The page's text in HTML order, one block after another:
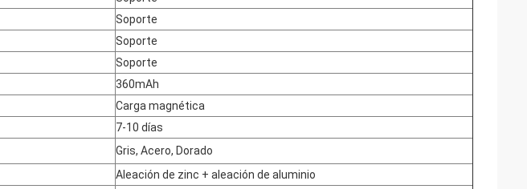
Soporte
Soporte
Soporte
360mAh
Carga magnética
7-10 días
Gris, Acero, Dorado
Aleación de zinc + aleación de aluminio